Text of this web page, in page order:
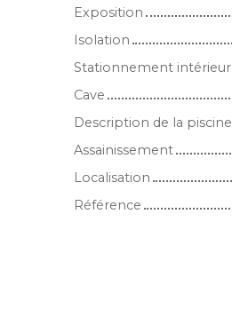
Exposition
Isolation
Stationnement intérieur
Cave
Description de la piscine
Assainissement
Localisation
Référence